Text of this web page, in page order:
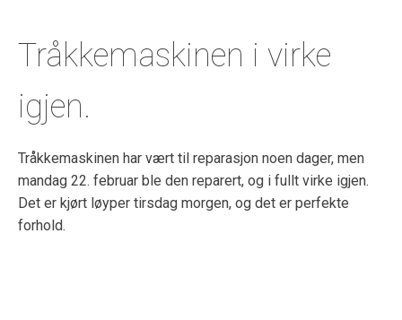
Tråkkemaskinen i virke
igjen.
Tråkkemaskinen har vært til reparasjon noen dager, men
mandag 22. februar ble den reparert, og i fullt virke igjen.
Det er kjørt løyper tirsdag morgen, og det er perfekte
forhold.